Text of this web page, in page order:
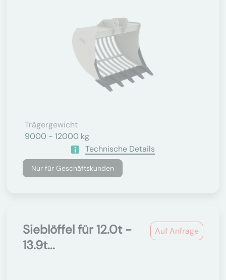
Trägergewicht
9000 - 12000 kg
Technische Details
Nur für Geschäftskunden
Auf Anfrage
Sieblöffel für 12.0t -
13.9t...